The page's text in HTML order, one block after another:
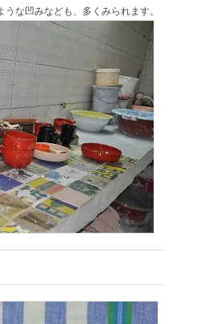
な凹みなども、多くみられます。